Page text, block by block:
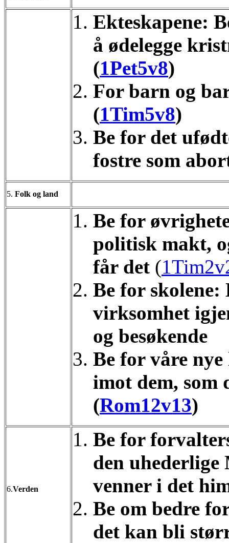
Ekteskapene:
å ødelegge
(1Pet5v8)
For barn og
(1Tim5v8)
Be for det
fostre som
5. Folk og land
Be for
politisk makt,
får det (
Be for skolene:
virksomhet
og besøkende
Be for våre
imot dem, som
(Rom12v13)
6.Verden
Be for
den
venner i det
Be om bedre
det kan bli